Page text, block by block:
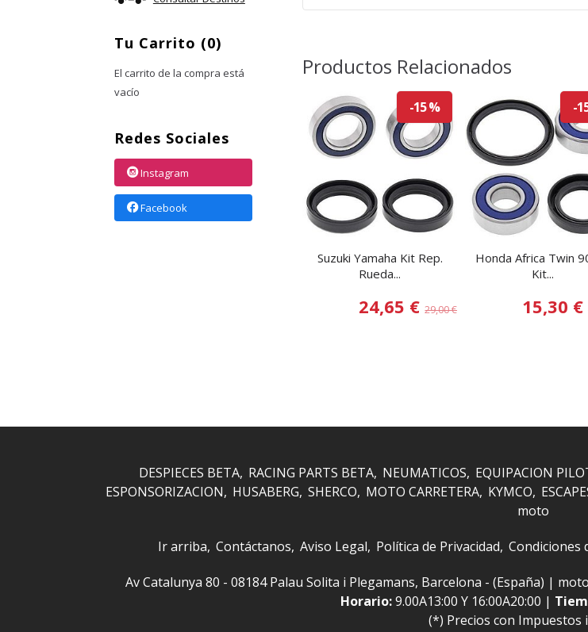
Tu Carrito (0)
El carrito de la compra está
vacío
Redes Sociales
Instagram
Facebook
Productos Relacionados
-15 %
Suzuki Yamaha Kit Rep.
Rueda...
24,65 €29,00 €
-
Honda Africa Twin
Kit...
15,30 €
DESPIECES BETA RACING PARTS BETA NEUMATICOS EQUIPACION
ESPONSORIZACION
HUSABERG SHERCO MOTO CARRETERA KYMCO
moto
Ir arriba Contáctanos Aviso Legal Política de Privacidad Condiciones
Av Catalunya 80 - 08184 Palau Solita i Plegamans, Barcelona - (España) |
Horario:9.00A13:00 Y 16:00A20:00 |
(*) Precios con Impuestos